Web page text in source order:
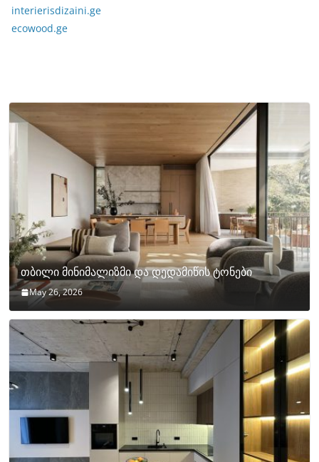
interierisdizaini.ge
ecowood.ge
თბილი მინიმალიზმი და დედამიწის ტონები
May 26, 2026